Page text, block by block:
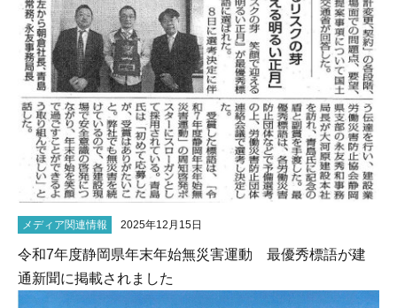
メディア関連情報 2025年12月15日
令和7年度静岡県年末年始無災害運動 最優秀標語が建
通新聞に掲載されました